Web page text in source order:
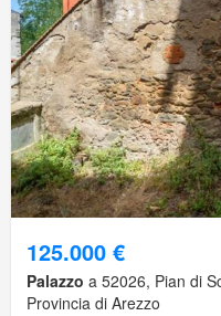
125.000 €
Palazzo a 52026, Pian di
Provincia di Arezzo